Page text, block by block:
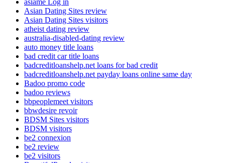
Asian Dating Sites review
Asian Dating Sites visitors
atheist dating review
australia-disabled-dating review
auto money title loans
bad credit car title loans
badcreditloanshelp.net loans for bad credit
badcreditloanshelp.net payday loans online same day
Badoo promo code
badoo reviews
bbpeoplemeet visitors
bbwdesire revoir
BDSM Sites visitors
BDSM visitors
be2 connexion
be2 review
be2 visitors